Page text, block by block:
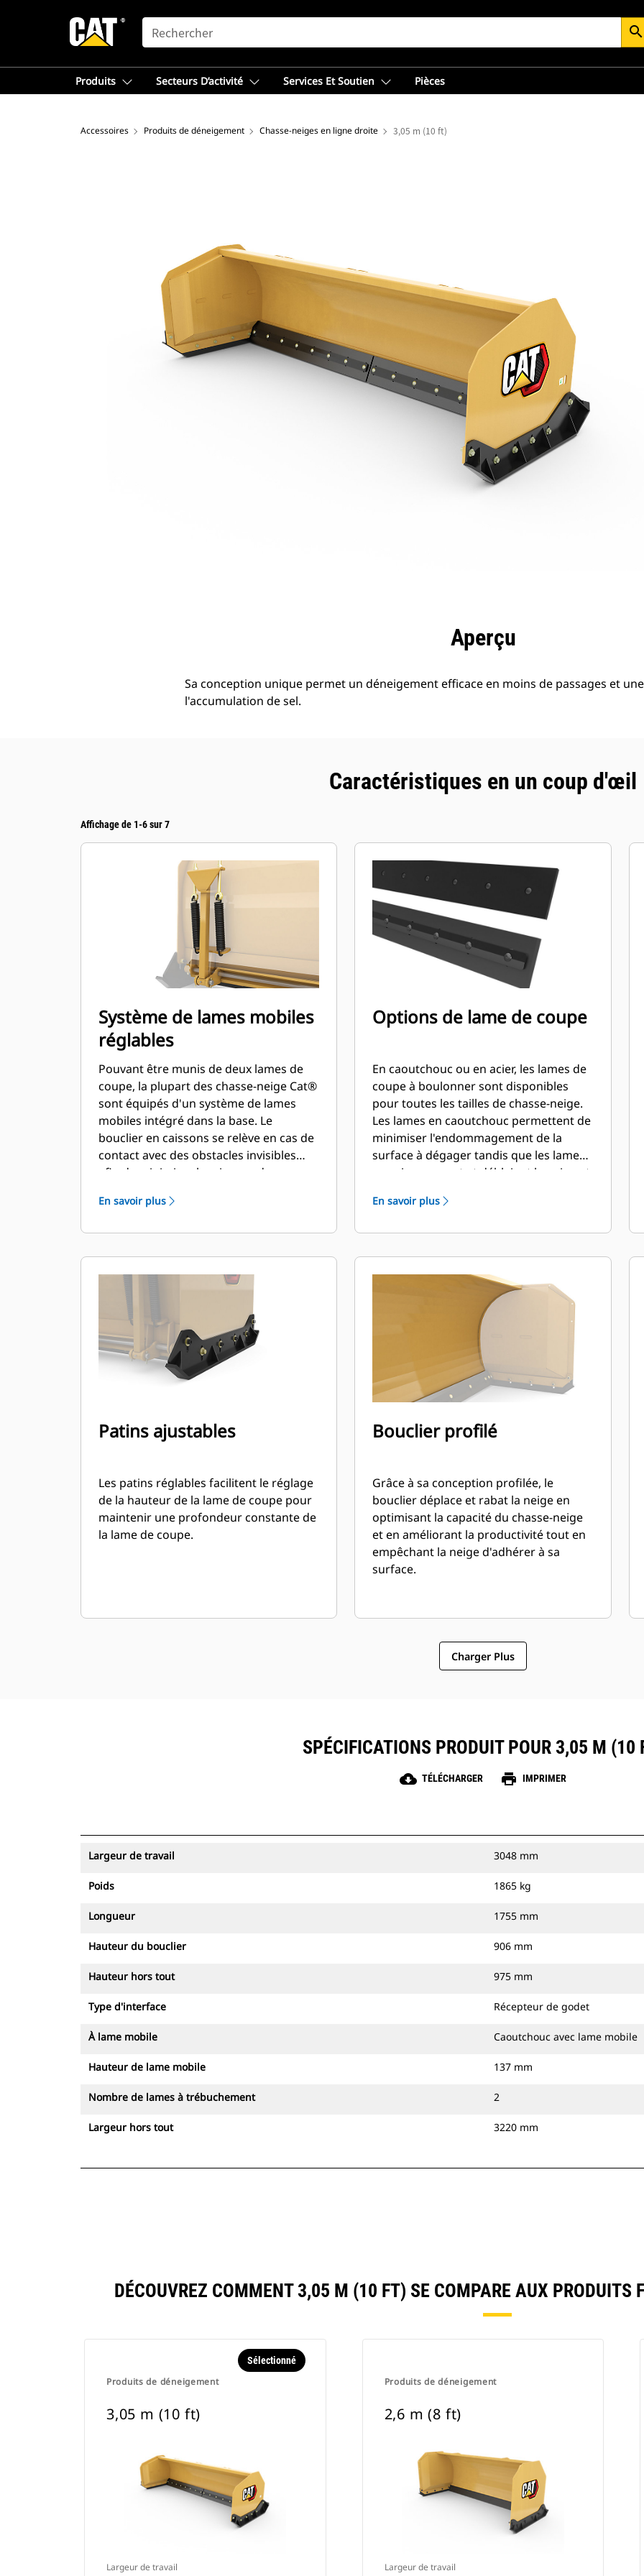
SEARCH search
Produits Secteurs D’activité Services Et Soutien Pièces
Accessoires Produits de déneigement Chasse-neiges en ligne droite 3,05 m (10 ft)
Aperçu
Sa conception unique permet un déneigement efficace en moins de passages et
l'accumulation de sel.
Caractéristiques en un coup d'œil
Affichage de 1-6 sur 7
Système de lames mobiles
réglables
Pouvant être munis de deux lames de
coupe, la plupart des chasse-neige Cat®
sont équipés d'un système de lames
mobiles intégré dans la base. Le
bouclier en caissons se relève en cas de
contact avec des obstacles invisibles
afin de minimiser les risques de
machine. L'option de lame de coupe en
3,2 m (10 ft) et 3,8 m (12 ft), pour tous
les modèles qui utilisent une attache de
type chargeur compact rigide.
En savoir plus
Options de lame de coupe
En caoutchouc ou en acier, les lames de
coupe à boulonner sont disponibles
pour toutes les tailles de chasse-neige.
Les lames en caoutchouc permettent de
minimiser l'endommagement de la
surface à dégager tandis que les lames
en acier coupent et déblaient la neige et
En savoir plus
Patins ajustables
Les patins réglables facilitent le réglage
de la hauteur de la lame de coupe pour
maintenir une profondeur constante de
la lame de coupe.
Bouclier profilé
Grâce à sa conception profilée, le
bouclier déplace et rabat la neige en
optimisant la capacité du chasse-neige
et en améliorant la productivité tout en
empêchant la neige d'adhérer à sa
surface.
Charger Plus
SPÉCIFICATIONS PRODUIT POUR 3,05 M (10
cloud_download TÉLÉCHARGER print IMPRIMER
Largeur de travail 3048 mm
Poids 1865 kg
Longueur 1755 mm
Hauteur du bouclier 906 mm
Hauteur hors tout 975 mm
Type d'interface Récepteur de godet
À lame mobile Caoutchouc avec lame mobile
Hauteur de lame mobile 137 mm
Nombre de lames à trébuchement 2
Largeur hors tout 3220 mm
DÉCOUVREZ COMMENT 3,05 M (10 FT) SE COMPARE AUX PRODUITS
Produits de déneigement
Sélectionné
3,05 m (10 ft)
Largeur de travail
Produits de déneigement
2,6 m (8 ft)
Largeur de travail